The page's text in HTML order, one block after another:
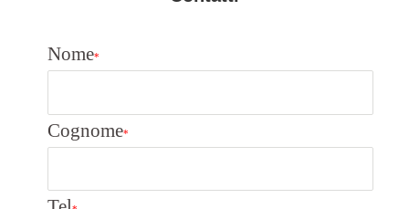
Nome*
Cognome*